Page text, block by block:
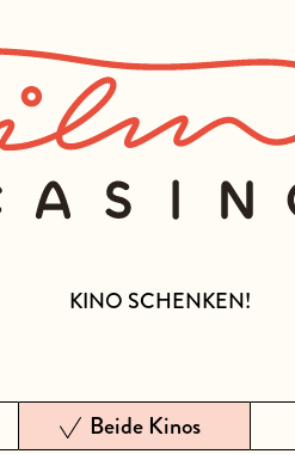
KINO SCHENKEN!
Beide Kinos